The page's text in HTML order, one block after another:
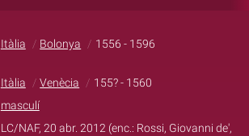
Itàlia Bolonya 1556 - 1596
Itàlia Venècia
155? - 1560
masculí
LC/NAF, 20 abr. 2012 (enc.: Rossi, Giovanni de',